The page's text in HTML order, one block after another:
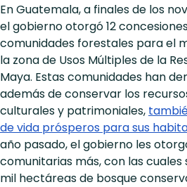
En Guatemala, a finales de los
el gobierno otorgó 12
comunidades forestales para el
la zona de Usos Múltiples de la
Maya. Estas comunidades han
además de conservar los
culturales y patrimoniales,
de vida prósperos para sus
año pasado, el gobierno les
comunitarias más, con las cuales
mil hectáreas de bosque